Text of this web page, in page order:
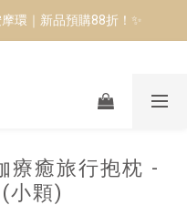
，好禮爸氣登場
環｜新品預購88折！✨
快閃第二站-台南
，好禮爸氣登場
療癒旅行抱枕 -
小顆)